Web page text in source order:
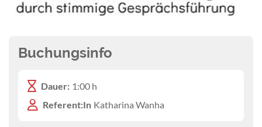
Buchungsinfo
Dauer: 1:00 h
Referent:In Katharina Wanha